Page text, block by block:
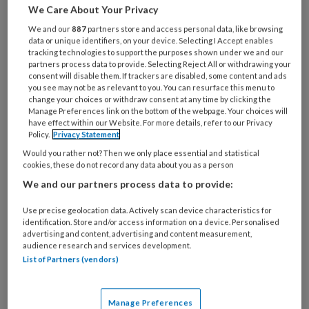
e-
mailadres?
* *
Kies
je
wachtwoord* *
Kies
je
functie *
Bij
welke
organisatie
werk
je?
Untitled
Ontvang 2x per week de
Ontvang iedere zondag het
Management Kinderopvang
We Care About Your Privacy
We and our887 partners store and access personal data, like browsing
data or unique identifiers, on your device. Selecting I Accept enables
tracking technologies to support the purposes shown under we and our
partners process data to provide. Selecting Reject All or withdrawing your
consent will disable them. If trackers are disabled, some content and ads
you see may not be as relevant to you. You can resurface this menu to
change your choices or withdraw consent at any time by clicking the
Manage Preferences link on the bottom of the webpage. Your choices will
have effect within our Website. For more details, refer to our Privacy
Policy. Privacy Statement
Would you rather not? Then we only place essential and statistical
cookies, these do not record any data about you as a person
We and our partners process data to provide:
Use precise geolocation data. Actively scan device characteristics for
identification. Store and/or access information on a device. Personalised
advertising and content, advertising and content measurement,
audience research and services development.
List of Partners (vendors)
Manage Preferences